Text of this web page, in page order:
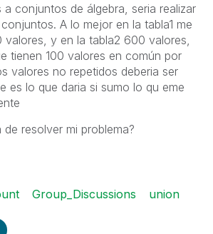
a conjuntos de álgebra, seria realizar
A lo mejor en la tabla1 me
y en la tabla2 600 valores,
tienen 100 valores en común por
valores no repetidos deberia ser
es lo que daria si sumo lo qu eme
resolver mi problema?
Group_Discussions union